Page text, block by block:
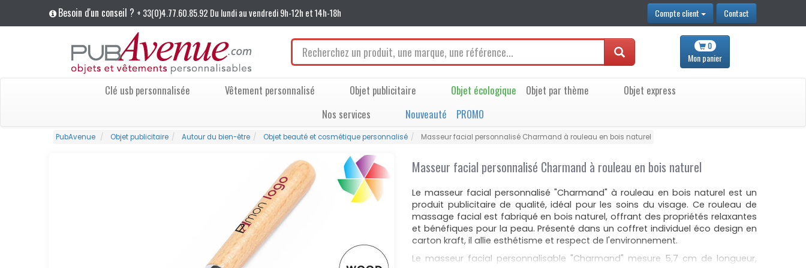
Besoin d'un conseil ? + 33(0)4.77.60.85.92 Du lundi au vendredi 9h-12h et 14h-18h Compte client Contact
0
Monpanier
Clé usb personnalisée Vêtement personnalisé Objet publicitaire Objet écologique Objet par thème
Objet express
Nos services
Nouveauté PROMO
PubAvenue Objet publicitaire Autour du bien-être Objet beauté et cosmétique personnalisé Masseur facial personnalisé Charmand à rouleau en bois naturel
Masseur facial personnalisé Charmand à rouleau en bois naturel
Le masseur facial personnalisé "Charmand" à rouleau en bois naturel est un
produit publicitaire de qualité, idéal pour les soins du visage. Ce rouleau de
massage facial est fabriqué en bois naturel, offrant des propriétés relaxantes
et bénéfiques pour la peau. Présenté dans un coffret individuel éco design en
carton kraft, il allie esthétisme et respect de l'environnement.
Le masseur facial personnalisable "Charmand" mesure 5,7 cm de longueur,